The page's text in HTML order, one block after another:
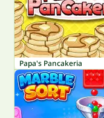
Papa's Pancakeria